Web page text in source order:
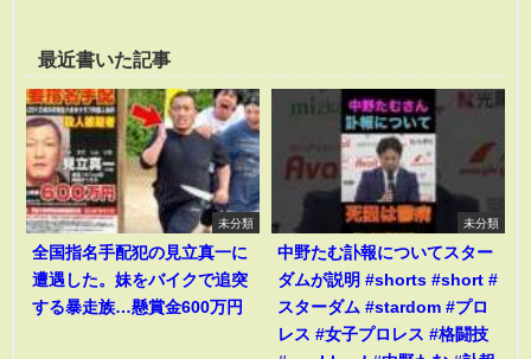
最近書いた記事
未分類
全国指名手配犯の見立真一に
遭遇した。妹をバイクで追突
する暴走族…懸賞金600万円
未分類
中野たむ訃報についてスター
ダムが説明 #shorts #short #
スターダム #stardom #プロ
レス #女子プロレス #格闘技